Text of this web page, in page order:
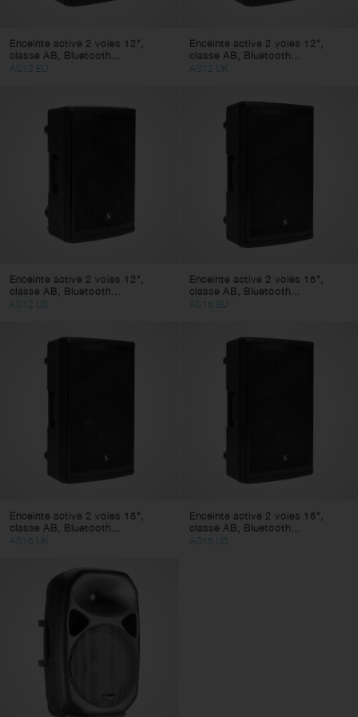
Enceinte active 2 voies 12",
classe AB, Bluetooth...
AS12 EU
Enceinte active 2 voies 12",
classe AB, Bluetooth...
AS12 UK
Enceinte active 2 voies 12",
classe AB, Bluetooth...
AS12 US
Enceinte active 2 voies 15",
classe AB, Bluetooth...
AS15 EU
Enceinte active 2 voies 15",
classe AB, Bluetooth...
AS15 UK
Enceinte active 2 voies 15",
classe AB, Bluetooth...
AS15 US